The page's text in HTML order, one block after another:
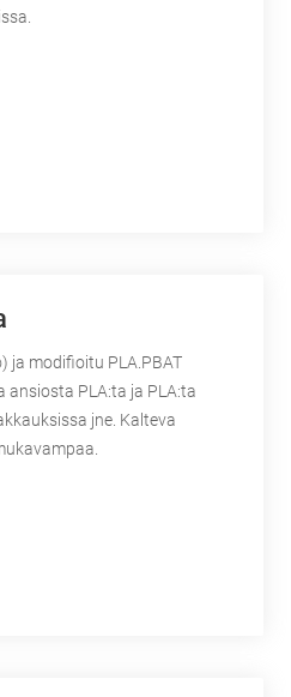
ja modifioitu PLA.PBAT
PLA:ta ja PLA:ta
jne. Kalteva